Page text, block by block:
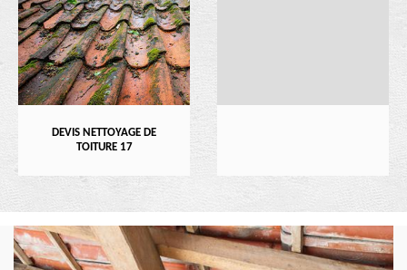
DEVIS NETTOYAGE DE
TOITURE 17